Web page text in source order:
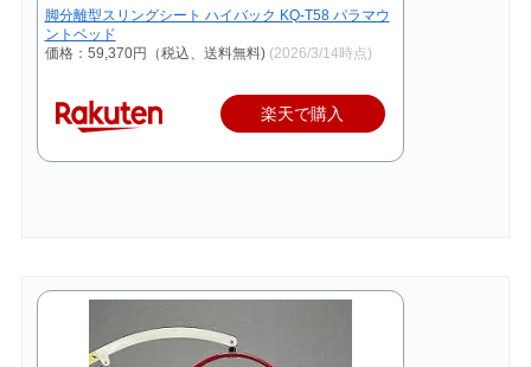
脚分離型スリングシート ハイバック KQ-T58 パラマウ
ントベッド
価格：59,370円（税込、送料無料) (2026/3/14時点)
楽天で購入